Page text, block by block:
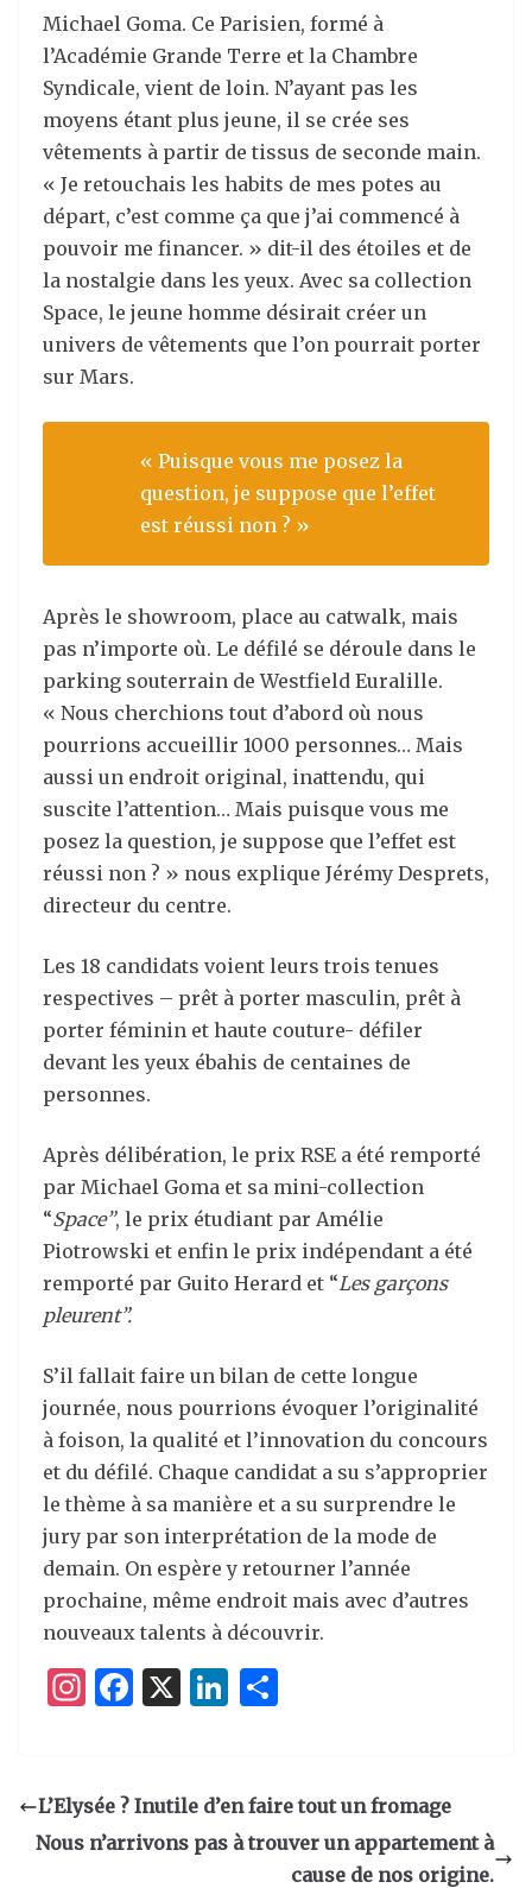
Michael Goma. Ce Parisien, formé à
l’Académie Grande Terre et la Chambre
Syndicale, vient de loin. N’ayant pas les
moyens étant plus jeune, il se crée ses
vêtements à partir de tissus de seconde main.
« Je retouchais les habits de mes potes au
départ, c’est comme ça que j’ai commencé à
pouvoir me financer. » dit-il des étoiles et de
la nostalgie dans les yeux. Avec sa collection
Space, le jeune homme désirait créer un
univers de vêtements que l’on pourrait porter
sur Mars.
« Puisque vous me posez la
question, je suppose que l’effet
est réussi non ? »
Après le showroom, place au catwalk, mais
pas n’importe où. Le défilé se déroule dans le
parking souterrain de Westfield Euralille.
« Nous cherchions tout d’abord où nous
pourrions accueillir 1000 personnes… Mais
aussi un endroit original, inattendu, qui
suscite l’attention… Mais puisque vous me
posez la question, je suppose que l’effet est
réussi non ? » nous explique Jérémy Desprets,
directeur du centre.
Les 18 candidats voient leurs trois tenues
respectives – prêt à porter masculin, prêt à
porter féminin et haute couture- défiler
devant les yeux ébahis de centaines de
personnes.
Après délibération, le prix RSE a été remporté
par Michael Goma et sa mini-collection
“Space”, le prix étudiant par Amélie
Piotrowski et enfin le prix indépendant a été
remporté par Guito Herard et “Les garçons
pleurent”.
S’il fallait faire un bilan de cette longue
journée, nous pourrions évoquer l’originalité
à foison, la qualité et l’innovation du concours
et du défilé. Chaque candidat a su s’approprier
le thème à sa manière et a su surprendre le
jury par son interprétation de la mode de
demain. On espère y retourner l’année
prochaine, même endroit mais avec d’autres
nouveaux talents à découvrir.
I
a
g
F
e
b
X
Li
e
dI
g
er
L’Elysée ? Inutile d’en faire tout un fromage
Nous n’arrivons pas à trouver un appartement à
cause de nos origine.